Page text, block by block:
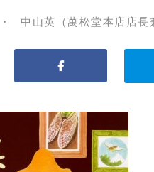
中山英（萬松堂本店店長